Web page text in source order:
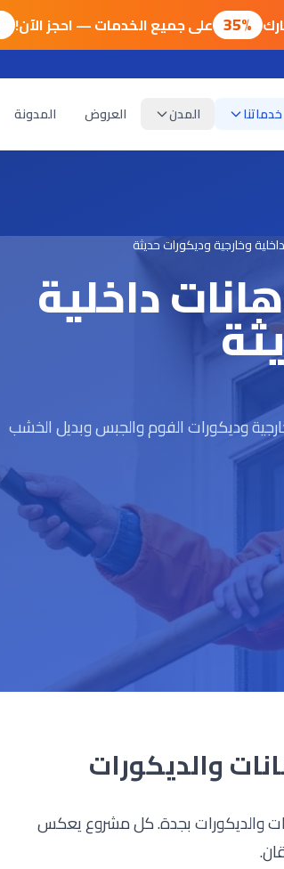
35% على جميع الخدمات — احجز الآن!
خدماتنا المدن العروض المدونة
وخارجية وديكورات حديثة
داخلية
وديكورات الفوم والجبس وبديل الخشب
والديكورات
والديكورات بجدة. كل مشروع يعكس